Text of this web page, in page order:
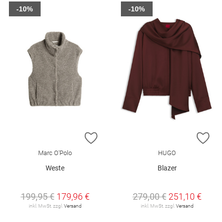
ZUR WUNSCHLISTE HINZUFÜGEN
Marc O'Polo
Weste
199,95 € 179,96 €
inkl. MwSt. zzgl. Versand
-10%
HUGO
Blazer
279,00 € 251,10 €
inkl. MwSt. zzgl. Versand
-10%